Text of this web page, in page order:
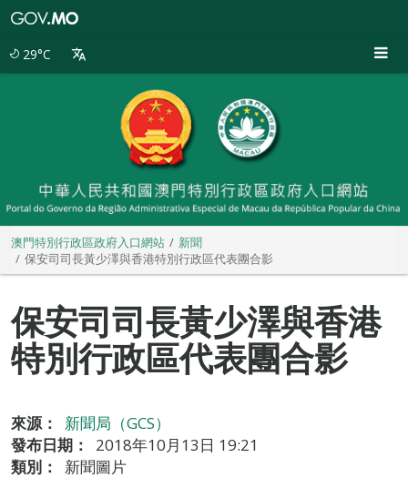
29°C
澳門特別行政區政府入口網站
新聞
保安司司長黃少澤與香港特別行政區代表團合影
保安司司長黃少澤與香港
特別行政區代表團合影
來源：
新聞局（GCS）
發布日期：
2018年10月13日 19:21
類別：
新聞圖片